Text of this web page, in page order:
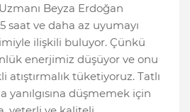
Beyza Erdoğan
saat ve daha az uyumayı
ilişkili buluyor. Çünkü
enerjimiz düşüyor ve onu
tüketiyoruz. Tatlı
yanılgısına düşmemek için